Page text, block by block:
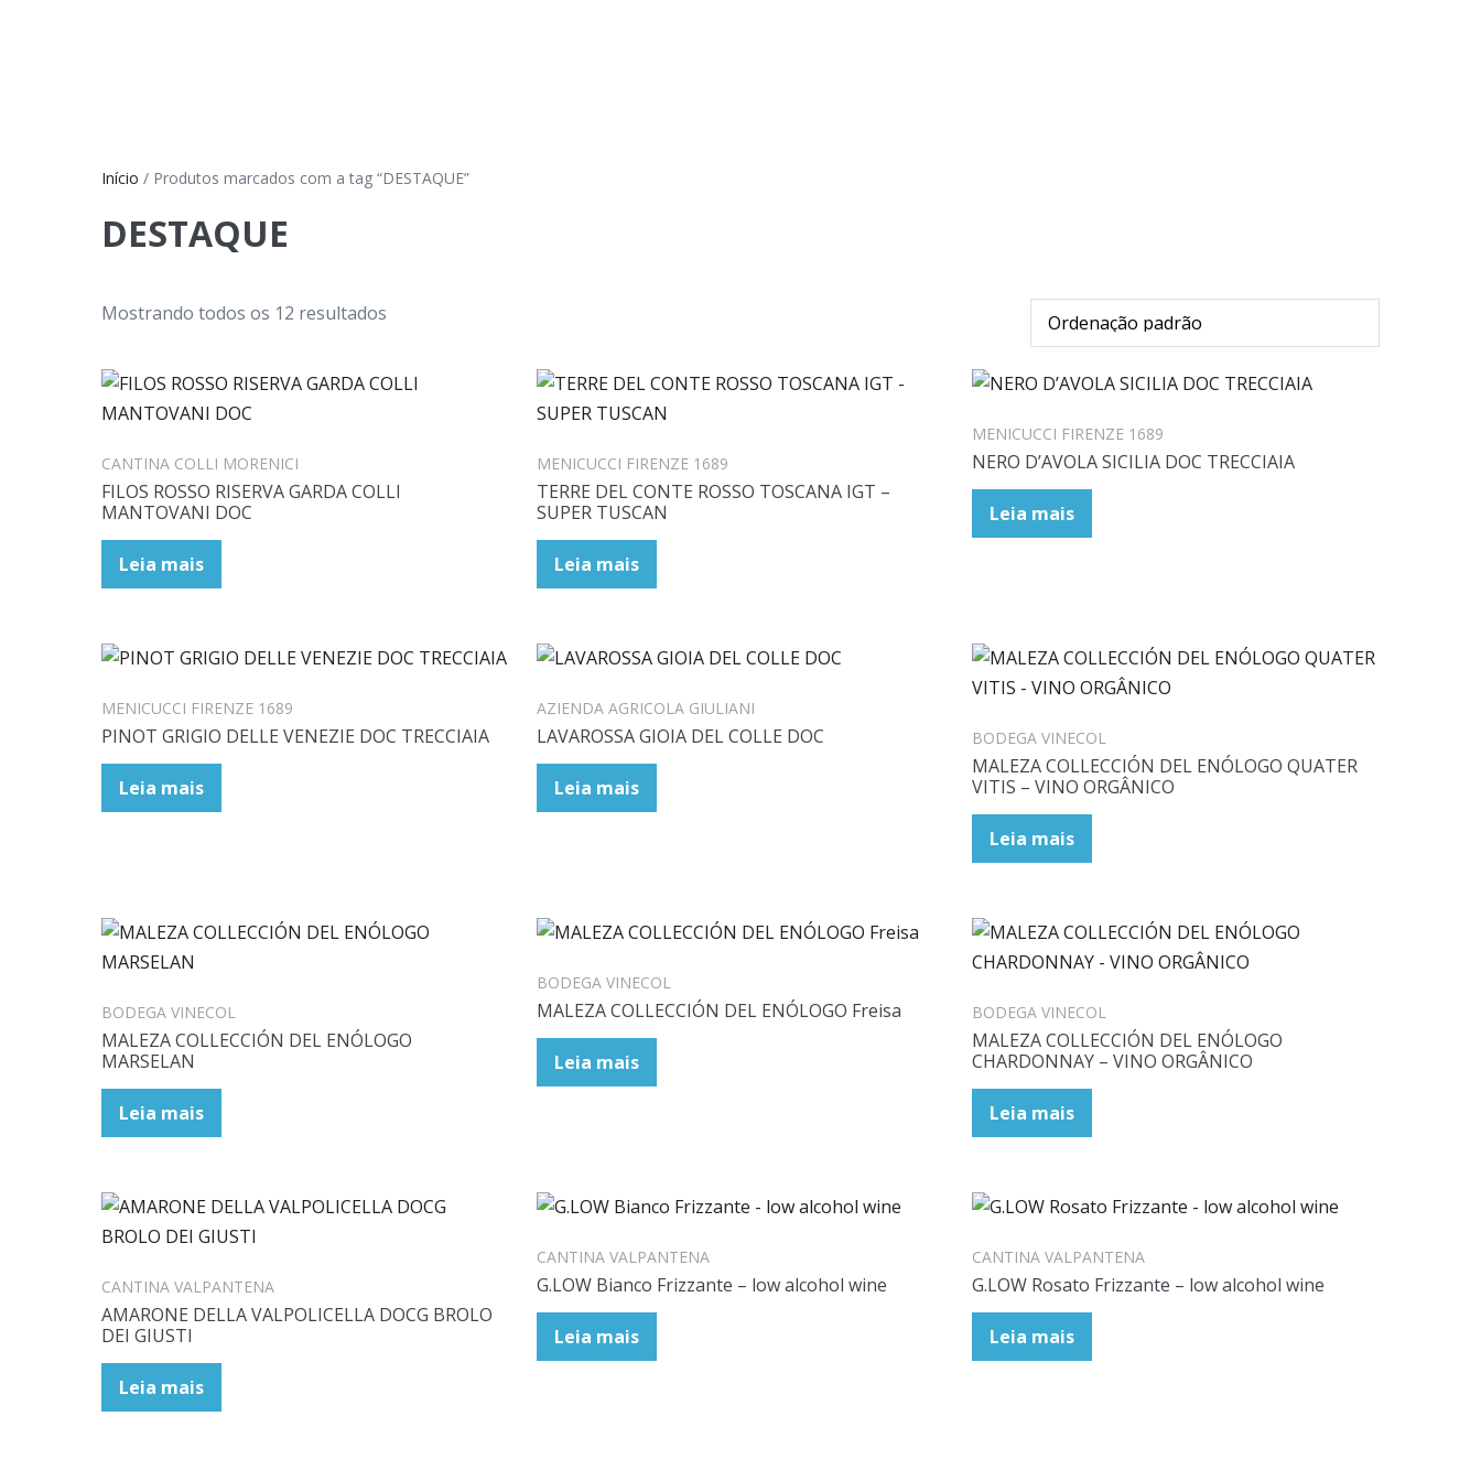
Início / Produtos marcados com a tag “DESTAQUE”
DESTAQUE
Mostrando todos os 12 resultados
CANTINA COLLI MORENICI
FILOS ROSSO RISERVA GARDA COLLI
MANTOVANI DOC
Leia mais
MENICUCCI FIRENZE 1689
TERRE DEL CONTE ROSSO TOSCANA IGT –
SUPER TUSCAN
Leia mais
MENICUCCI FIRENZE 1689
NERO D’AVOLA SICILIA DOC TRECCIAIA
Leia mais
MENICUCCI FIRENZE 1689
PINOT GRIGIO DELLE VENEZIE DOC TRECCIAIA
Leia mais
AZIENDA AGRICOLA GIULIANI
LAVAROSSA GIOIA DEL COLLE DOC
Leia mais
BODEGA VINECOL
MALEZA COLLECCIÓN DEL ENÓLOGO QUATER
VITIS – VINO ORGÂNICO
Leia mais
BODEGA VINECOL
MALEZA COLLECCIÓN DEL ENÓLOGO
MARSELAN
Leia mais
BODEGA VINECOL
MALEZA COLLECCIÓN DEL ENÓLOGO Freisa
Leia mais
BODEGA VINECOL
MALEZA COLLECCIÓN DEL ENÓLOGO
CHARDONNAY – VINO ORGÂNICO
Leia mais
CANTINA VALPANTENA
AMARONE DELLA VALPOLICELLA DOCG BROLO
DEI GIUSTI
Leia mais
CANTINA VALPANTENA
G.LOW Bianco Frizzante – low alcohol wine
Leia mais
CANTINA VALPANTENA
G.LOW Rosato Frizzante – low alcohol wine
Leia mais